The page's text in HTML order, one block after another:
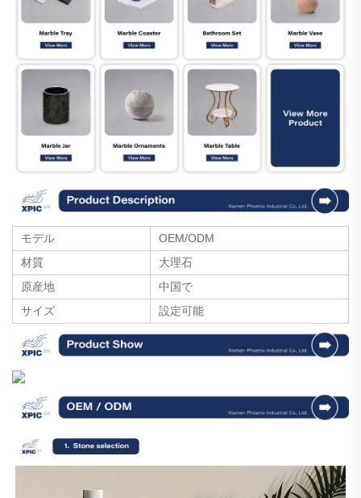
モデル
OEM/ODM
材質
大理石
原産地
中国で
サイズ
設定可能